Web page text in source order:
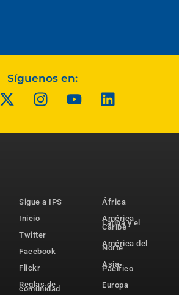
Síguenos en:
Sigue a IPS
Inicio
Twitter
Facebook
Flickr
Reglas de
comunidad
África
América
Latina y el
Caribe
América del
Norte
Asia-
Pacífico
Europa